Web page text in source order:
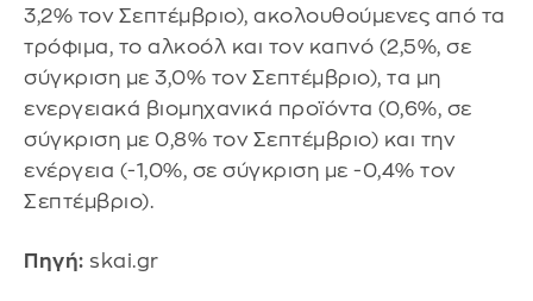
3,2% τον Σεπτέμβριο), ακολουθούμενες από τα
τρόφιμα, το αλκοόλ και τον καπνό (2,5%, σε
σύγκριση με 3,0% τον Σεπτέμβριο), τα μη
ενεργειακά βιομηχανικά προϊόντα (0,6%, σε
σύγκριση με 0,8% τον Σεπτέμβριο) και την
ενέργεια (-1,0%, σε σύγκριση με -0,4% τον
Σεπτέμβριο).
Πηγή: skai.gr